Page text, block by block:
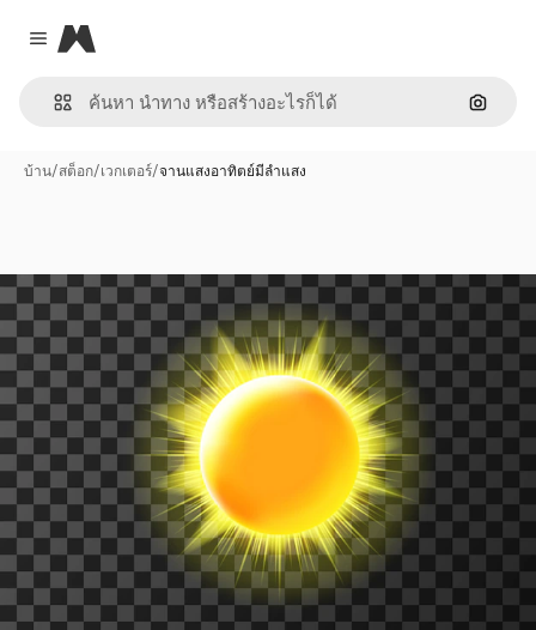
Close menu
Magnific
ค้นหา
บ้าน/สต็อก/เวกเตอร์/จานแสงอาทิตย์มีลำแสง